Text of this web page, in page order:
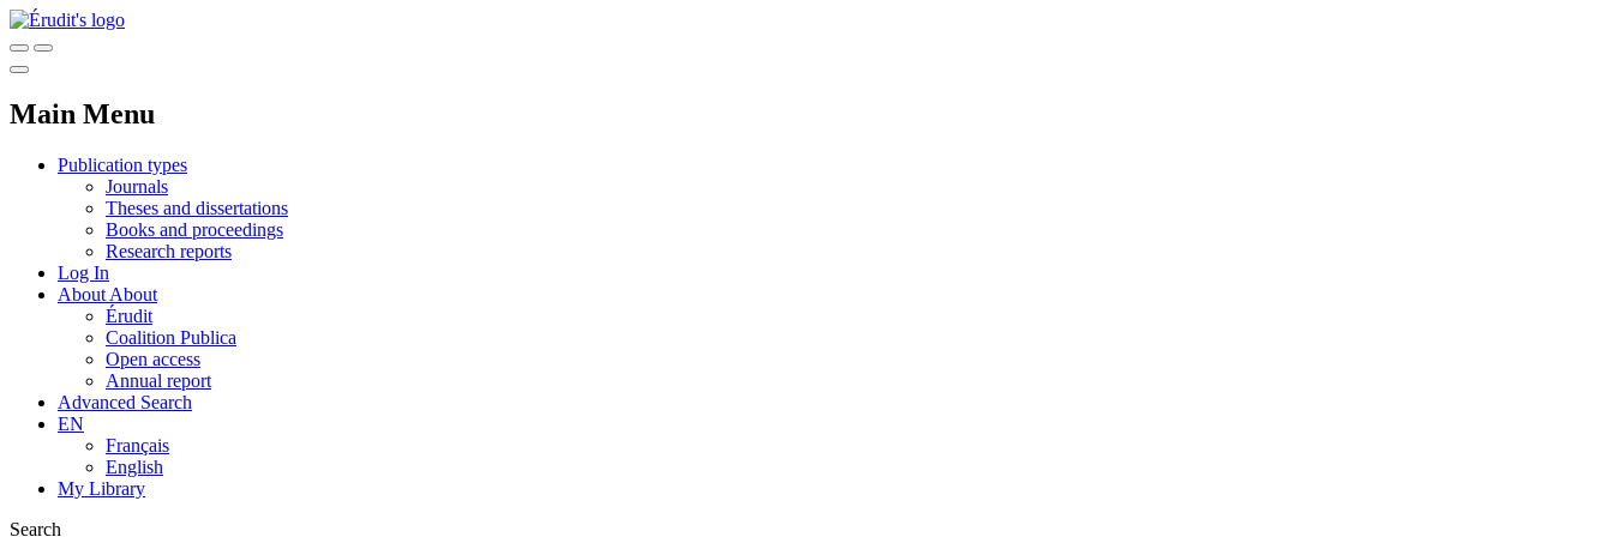
Main Menu
Publication types
Journals
Theses and dissertations
Books and proceedings
Research reports
Log In
About About
Érudit
Coalition Publica
Open access
Annual report
Advanced Search
EN
Français
English
My Library
Search